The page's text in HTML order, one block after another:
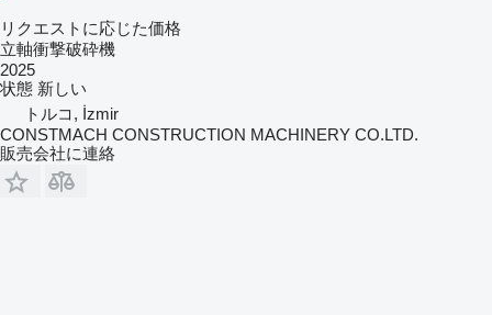
リクエストに応じた価格
立軸衝撃破砕機
2025
状態 新しい
トルコ, İzmir
CONSTMACH CONSTRUCTION MACHINERY CO.LTD.
販売会社に連絡